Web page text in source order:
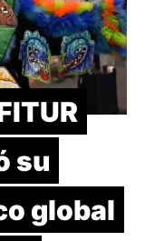
su
global